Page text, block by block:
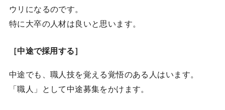
ウリになるのです。
特に大卒の人材は良いと思います。
［中途で採用する］
中途でも、職人技を覚える覚悟のある人はいます。
「職人」として中途募集をかけます。